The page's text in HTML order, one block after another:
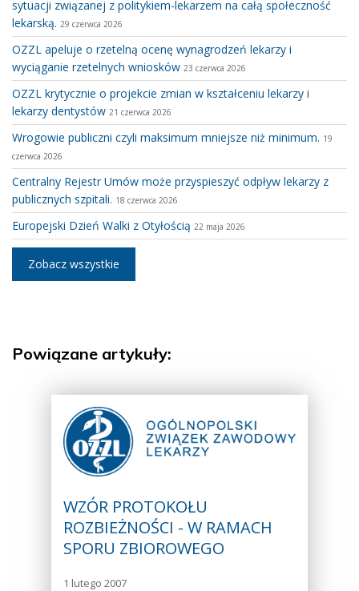
sytuacji związanej z politykiem-lekarzem na całą społeczność
lekarską. 29 czerwca 2026
OZZL apeluje o rzetelną ocenę wynagrodzeń lekarzy i
wyciąganie rzetelnych wniosków 23 czerwca 2026
OZZL krytycznie o projekcie zmian w kształceniu lekarzy i
lekarzy dentystów 21 czerwca 2026
Wrogowie publiczni czyli maksimum mniejsze niż minimum. 19
czerwca 2026
Centralny Rejestr Umów może przyspieszyć odpływ lekarzy z
publicznych szpitali. 18 czerwca 2026
Europejski Dzień Walki z Otyłością 22 maja 2026
Zobacz wszystkie
Powiązane artykuły:
WZÓR PROTOKOŁU
ROZBIEŻNOŚCI - W RAMACH
SPORU ZBIOROWEGO
1 lutego 2007